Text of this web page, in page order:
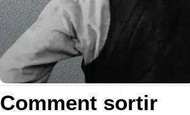
Comment sortir